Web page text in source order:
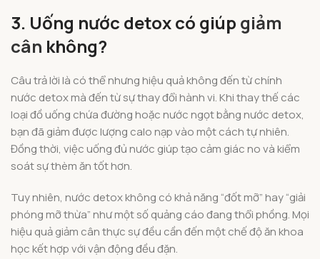
3. Uống nước detox có giúp giảm
cân không?
Câu trả lời là có thể nhưng hiệu quả không đến từ chính
nước detox mà đến từ sự thay đổi hành vi. Khi thay thế các
loại đồ uống chứa đường hoặc nước ngọt bằng nước detox,
bạn đã giảm được lượng calo nạp vào một cách tự nhiên.
Đồng thời, việc uống đủ nước giúp tạo cảm giác no và kiểm
soát sự thèm ăn tốt hơn.
Tuy nhiên, nước detox không có khả năng “đốt mỡ” hay “giải
phóng mỡ thừa” như một số quảng cáo đang thổi phồng. Mọi
hiệu quả giảm cân thực sự đều cần đến một chế độ ăn khoa
học kết hợp với vận động đều đặn.